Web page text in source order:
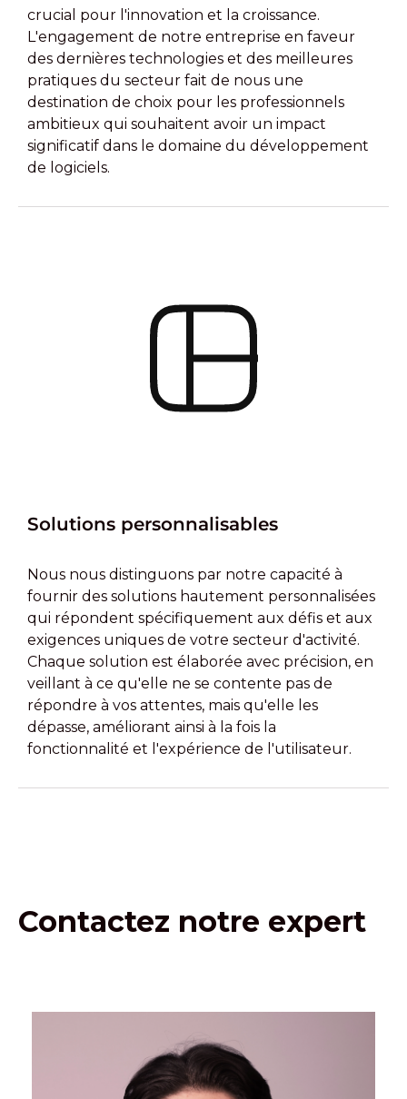
crucial pour l'innovation et la croissance.
L'engagement de notre entreprise en faveur
des dernières technologies et des meilleures
pratiques du secteur fait de nous une
destination de choix pour les professionnels
ambitieux qui souhaitent avoir un impact
significatif dans le domaine du développement
de logiciels.
Solutions personnalisables
Nous nous distinguons par notre capacité à
fournir des solutions hautement personnalisées
qui répondent spécifiquement aux défis et aux
exigences uniques de votre secteur d'activité.
Chaque solution est élaborée avec précision, en
veillant à ce qu'elle ne se contente pas de
répondre à vos attentes, mais qu'elle les
dépasse, améliorant ainsi à la fois la
fonctionnalité et l'expérience de l'utilisateur.
Contactez notre expert